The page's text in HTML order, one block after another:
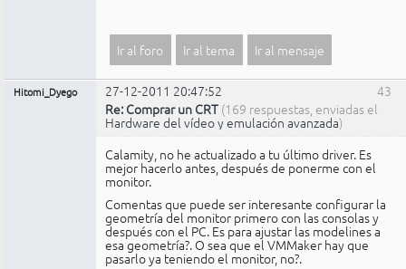
Ir al foro Ir al tema Ir al mensaje
43
Hitomi_Dyego
27-12-2011 20:47:52
Re: Comprar un CRT (169 respuestas, enviadas el
Hardware del vídeo y emulación avanzada)
Calamity, no he actualizado a tu último driver. Es
mejor hacerlo antes, después de ponerme con el
monitor.
Comentas que puede ser interesante configurar la
geometría del monitor primero con las consolas y
después con el PC. Es para ajustar las modelines a
esa geometría?. O sea que el VMMaker hay que
pasarlo ya teniendo el monitor, no?.